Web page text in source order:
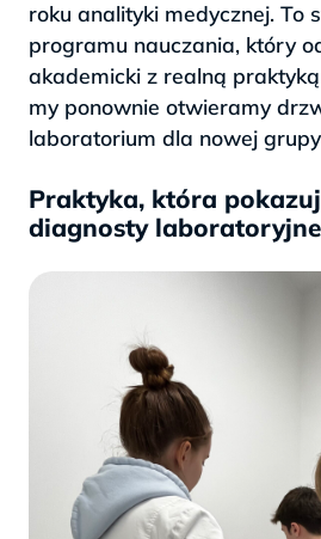
roku analityki medycznej. To
programu nauczania, który
akademicki z realną
my ponownie otwieramy
laboratorium dla nowej
Praktyka, która
diagnosty